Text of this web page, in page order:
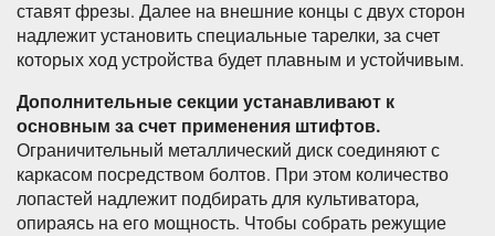
ставят фрезы. Далее на внешние концы с двух сторон
надлежит установить специальные тарелки, за счет
которых ход устройства будет плавным и устойчивым.
Дополнительные секции устанавливают к
основным за счет применения штифтов.
Ограничительный металлический диск соединяют с
каркасом посредством болтов. При этом количество
лопастей надлежит подбирать для культиватора,
опираясь на его мощность. Чтобы собрать режущие